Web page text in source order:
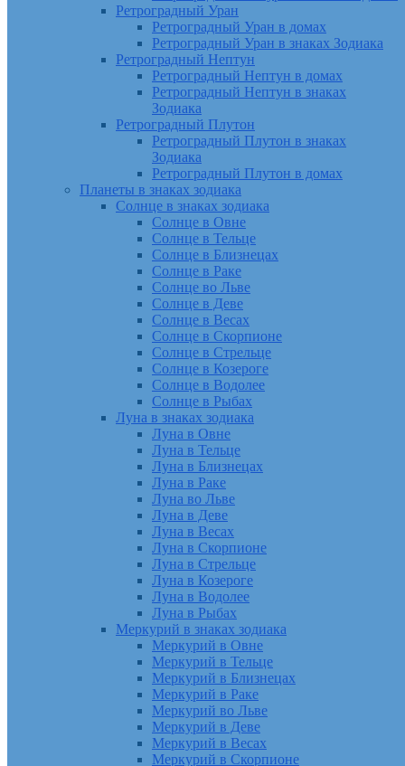
Ретроградный Уран
Ретроградный Уран в домах
Ретроградный Уран в знаках Зодиака
Ретроградный Нептун
Ретроградный Нептун в домах
Ретроградный Нептун в знаках
Зодиака
Ретроградный Плутон
Ретроградный Плутон в знаках
Зодиака
Ретроградный Плутон в домах
Планеты в знаках зодиака
Солнце в знаках зодиака
Солнце в Овне
Солнце в Тельце
Солнце в Близнецах
Солнце в Раке
Солнце во Льве
Солнце в Деве
Солнце в Весах
Солнце в Скорпионе
Солнце в Стрельце
Солнце в Козероге
Солнце в Водолее
Солнце в Рыбах
Луна в знаках зодиака
Луна в Овне
Луна в Тельце
Луна в Близнецах
Луна в Раке
Луна во Льве
Луна в Деве
Луна в Весах
Луна в Скорпионе
Луна в Стрельце
Луна в Козероге
Луна в Водолее
Луна в Рыбах
Меркурий в знаках зодиака
Меркурий в Овне
Меркурий в Тельце
Меркурий в Близнецах
Меркурий в Раке
Меркурий во Льве
Меркурий в Деве
Меркурий в Весах
Меркурий в Скорпионе